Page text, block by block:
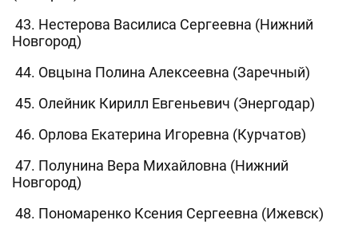
43. Нестерова Василиса Сергеевна (Нижний
Новгород)
44. Овцына Полина Алексеевна (Заречный)
45. Олейник Кирилл Евгеньевич (Энергодар)
46. Орлова Екатерина Игоревна (Курчатов)
47. Полунина Вера Михайловна (Нижний
Новгород)
48. Пономаренко Ксения Сергеевна (Ижевск)